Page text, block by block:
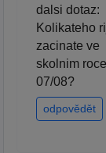
dalsi dotaz:
Kolikateho
zacinate ve
skolnim roce
07/08?
odpovědět